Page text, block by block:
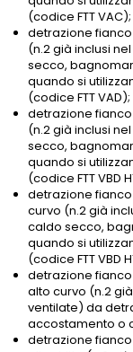
(codice FTT VAC);
detrazione
(n.2 già inclusi
secco,
quando si
(codice FTT VAD);
detrazione
(n.2 già inclusi
secco,
quando si
(codice FTT VBD
detrazione
curvo (n.2 già
caldo secco,
quando si
(codice FTT VBD
detrazione
alto curvo (n.2
ventilate) da
accostamento o
detrazione